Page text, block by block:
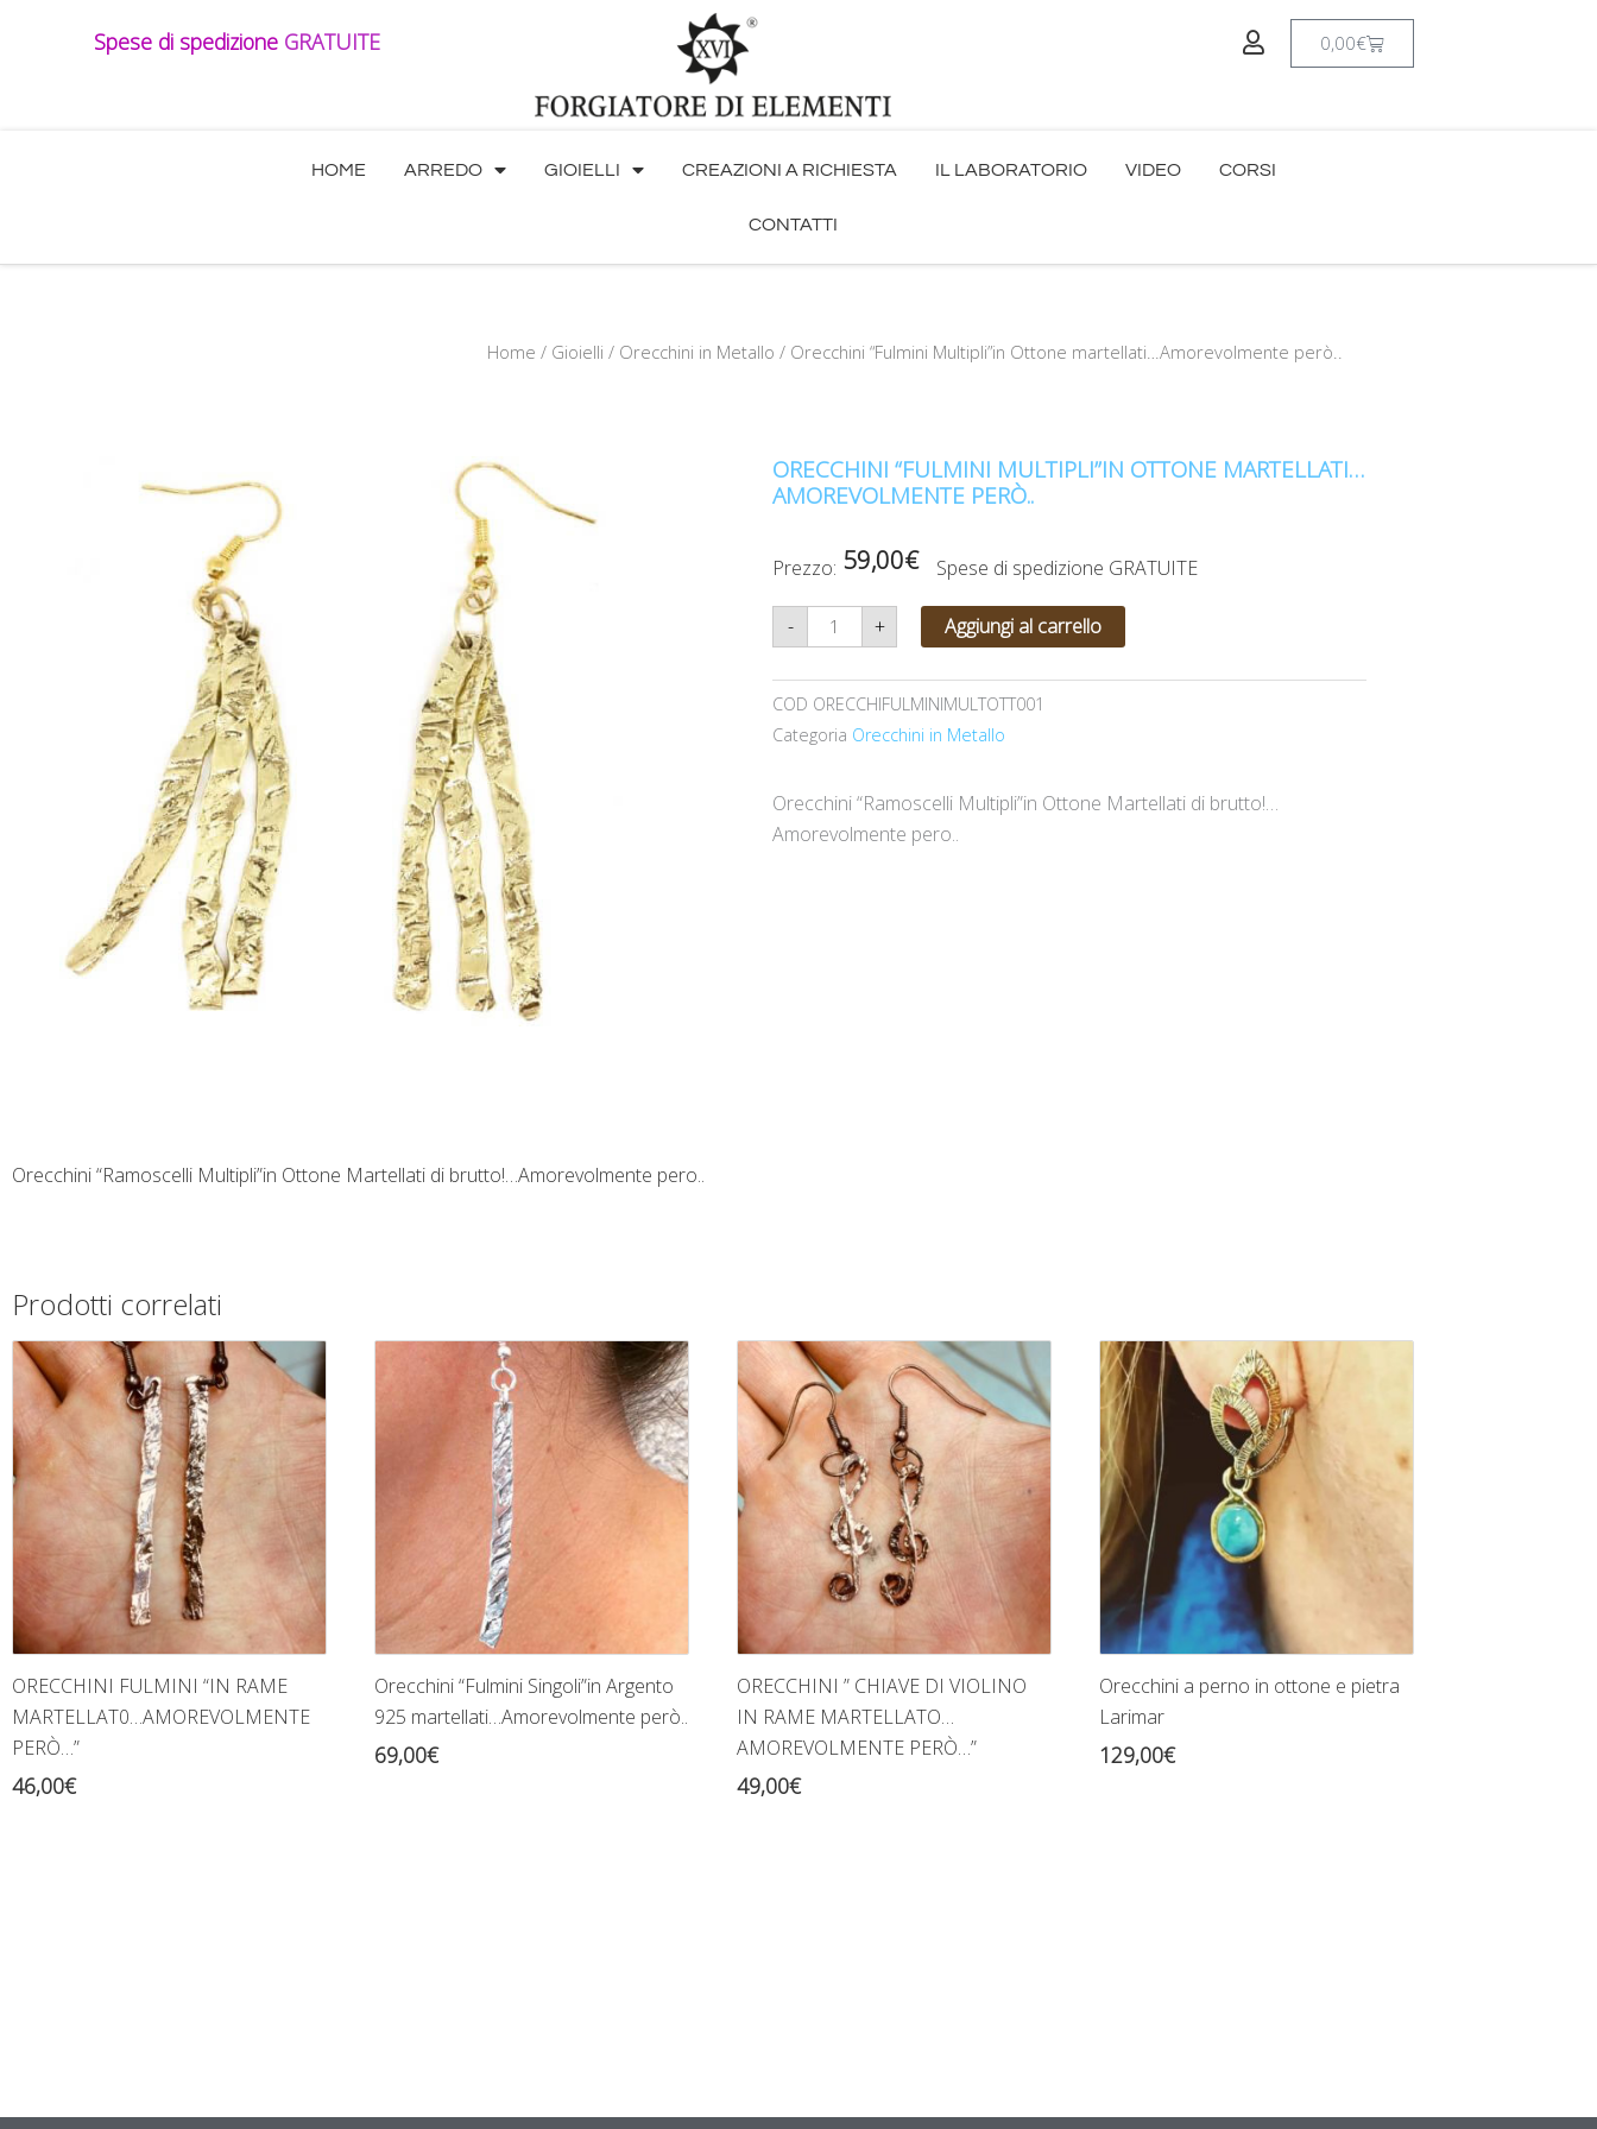
Spese di spedizione GRATUITE 0,00€Carrello
HOME ARREDO GIOIELLI CREAZIONI A RICHIESTA IL LABORATORIO VIDEO CORSI
CONTATTI
Home / Gioielli / Orecchini in Metallo / Orecchini “Fulmini Multipli”in Ottone martellati…Amorevolmente però..
ORECCHINI “FULMINI MULTIPLI”IN OTTONE MARTELLATI…
AMOREVOLMENTE PERÒ..
Prezzo: 59,00€ Spese di spedizione GRATUITE
- Orecchini
"Fulmini
Multipli"in
però..
quantità
+ Aggiungi al carrello
COD ORECCHIFULMINIMULTOTT001
Categoria Orecchini in Metallo
Orecchini “Ramoscelli Multipli”in Ottone Martellati di brutto!…
Amorevolmente pero..
Orecchini “Ramoscelli Multipli”in Ottone Martellati di brutto!…Amorevolmente pero..
Prodotti correlati
ORECCHINI FULMINI “IN RAME
MARTELLAT0…AMOREVOLMENTE
PERÒ…”
46,00€
Orecchini “Fulmini Singoli”in Argento
925 martellati…Amorevolmente però..
69,00€
ORECCHINI ” CHIAVE DI VIOLINO
IN RAME MARTELLATO…
AMOREVOLMENTE PERÒ…”
49,00€
Orecchini a perno in ottone e pietra
Larimar
129,00€